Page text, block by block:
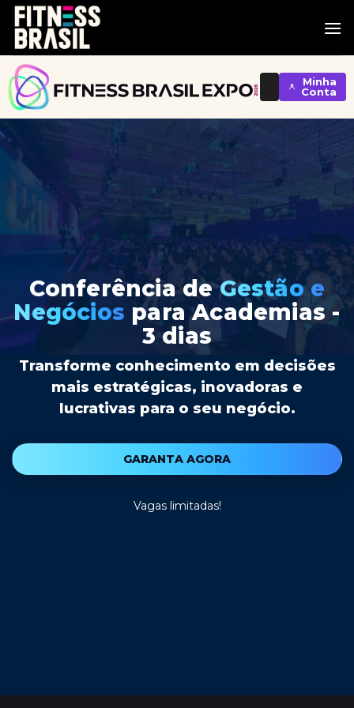
Skip
content
Minha
Conta
Conferência deGestão e
Negócios para Academias -
3 dias
Transforme conhecimento em decisões
mais estratégicas, inovadoras e
lucrativas para o seu negócio.
GARANTA AGORA
Vagas limitadas!